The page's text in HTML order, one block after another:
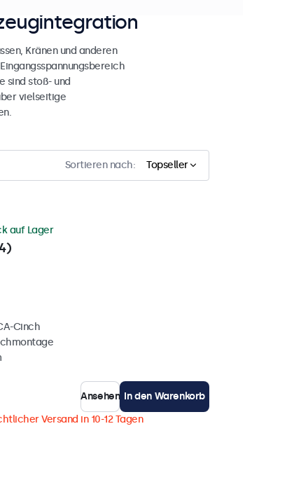
Kränen und anderen
sind stoß- und
vielseitige
Sortieren nach: Topseller
auf Lager
Cinch
Ansehen In den Warenkorb
Versand in 10-12 Tagen